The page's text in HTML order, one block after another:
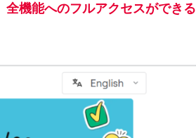
全機能へのフルアクセスができる